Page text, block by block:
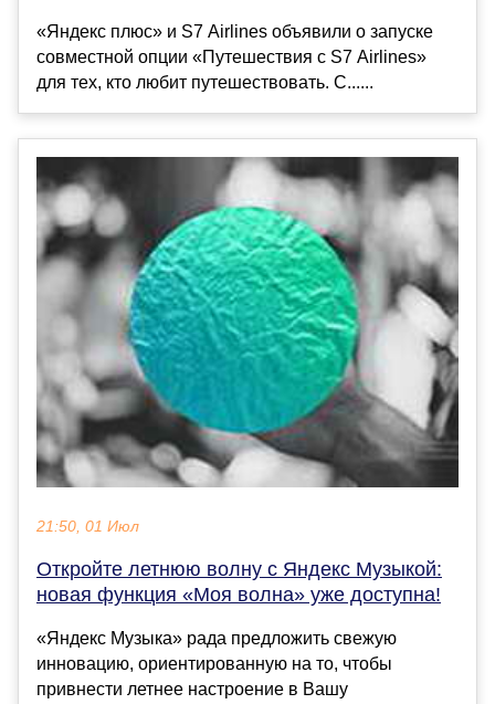
«Яндекс плюс» и S7 Airlines объявили о запуске
совместной опции «Путешествия с S7 Airlines»
для тех, кто любит путешествовать. С......
21:50, 01 Июл
Откройте летнюю волну с Яндекс Музыкой:
новая функция «Моя волна» уже доступна!
«Яндекс Музыка» рада предложить свежую
инновацию, ориентированную на то, чтобы
привнести летнее настроение в Вашу